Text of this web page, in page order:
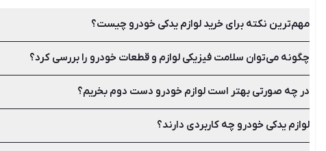
مهم‌ترین نکته برای خرید لوازم یدکی خودرو چیست؟
بسیاری از لوازم جانبی بر اساس مدل خودرو، سال و سری ساخت به
چگونه می‌توان سلامت فیزیکی لوازم و قطعات خودرو را بررسی کرد؟
برای بررسی سلامت فیزیکی کالا ابتدا به بسته‌بندی آن و سپس به
در چه صورتی بهتر است لوازم خودرو دست دوم بخریم؟
در صورتی که سال تولید و مدل خودرو شما قدیمی بوده و لوازم نو در
آن مطمئن شوید.
لوازم یدکی خودرو چه کاربردی دارند؟